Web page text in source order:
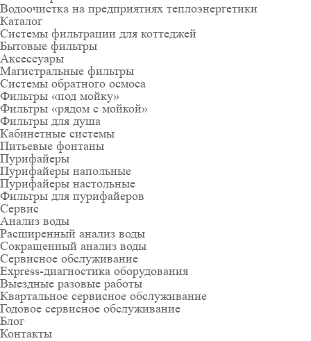
Водоочистка на предприятиях теплоэнергетики
Каталог
Системы фильтрации для коттеджей
Бытовые фильтры
Аксессуары
Магистральные фильтры
Системы обратного осмоса
Фильтры «под мойку»
Фильтры «рядом с мойкой»
Фильтры для душа
Кабинетные системы
Питьевые фонтаны
Пурифайеры
Пурифайеры напольные
Пурифайеры настольные
Фильтры для пурифайеров
Сервис
Анализ воды
Расширенный анализ воды
Сокращенный анализ воды
Сервисное обслуживание
Express-диагностика оборудования
Выездные разовые работы
Квартальное сервисное обслуживание
Годовое сервисное обслуживание
Блог
Контакты